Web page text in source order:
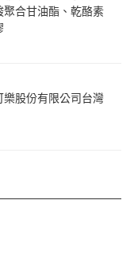
合甘油酯、乾酪素
股份有限公司台灣